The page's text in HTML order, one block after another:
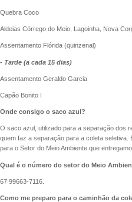
Quebra Coco
Aldeias Córrego do Meio, Lagoinha, Nova
Assentamento Flórida (quinzenal)
- Tarde (a cada 15 dias)
Assentamento Geraldo Garcia
Capão Bonito I
Onde consigo o saco azul?
O saco azul, utilizado para a separação dos
quem faz a separação para a coleta seletiva.
para o Setor do Meio Ambiente que
Qual é o número do setor do Meio
67 99663-7116.
Como me preparo para o caminhão da